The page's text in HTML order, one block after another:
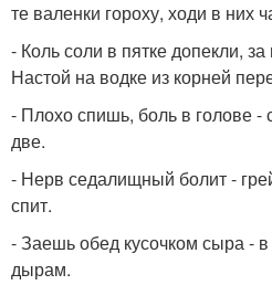
те валенки гороху, ходи в них
- Коль соли в пятке допекли,
Настой на водке из корней
- Плохо спишь, боль в голове -
две.
- Нерв седалищный болит -
спит.
- Заешь обед кусочком сыра - в
дырам.